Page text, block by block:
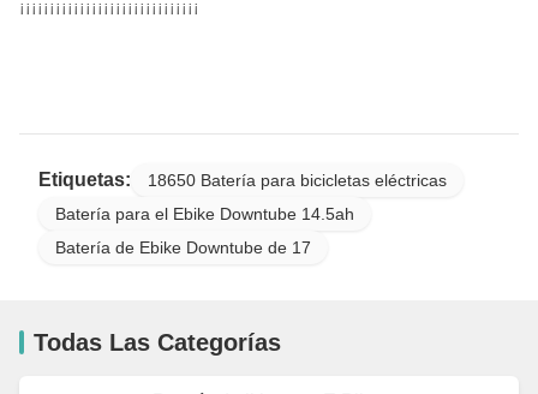
¡¡¡¡¡¡¡¡¡¡¡¡¡¡¡¡¡¡¡¡¡¡¡¡¡¡¡¡¡¡
Etiquetas:
18650 Batería para bicicletas eléctricas
Batería para el Ebike Downtube 14.5ah
Batería de Ebike Downtube de 17
Todas Las Categorías